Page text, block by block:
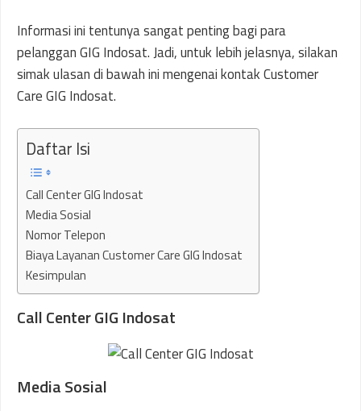
Informasi ini tentunya sangat penting bagi para
pelanggan GIG Indosat. Jadi, untuk lebih jelasnya, silakan
simak ulasan di bawah ini mengenai kontak Customer
Care GIG Indosat.
Daftar Isi
Call Center GIG Indosat
Media Sosial
Nomor Telepon
Biaya Layanan Customer Care GIG Indosat
Kesimpulan
Call Center GIG Indosat
Media Sosial